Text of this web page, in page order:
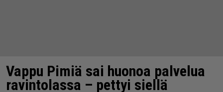
Vappu Pimiä sai huonoa palvelua
ravintolassa – pettyi siellä